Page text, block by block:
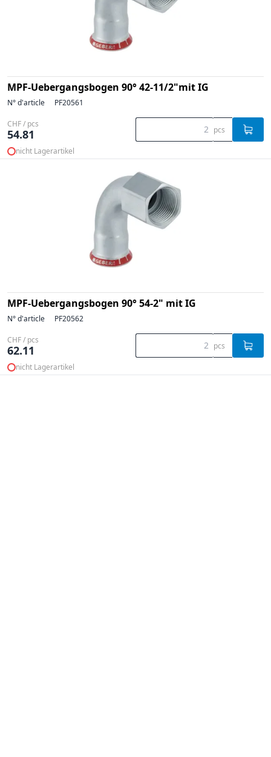
MPF-Uebergangsbogen 90° 42-11/2"mit IG
N° d'article PF20561
CHF / pcs
54.81 pcs
nicht Lagerartikel
MPF-Uebergangsbogen 90° 54-2" mit IG
N° d'article PF20562
CHF / pcs
62.11 pcs
nicht Lagerartikel